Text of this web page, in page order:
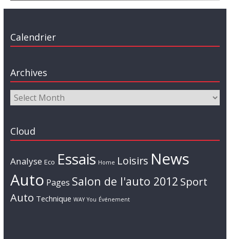
Calendrier
Archives
Cloud
Analyse Eco Essais Home Loisirs News
Auto Pages Salon de l'auto 2012 Sport
Auto Technique WAY You Événement